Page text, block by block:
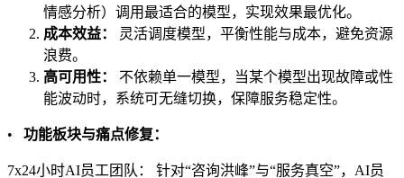
情感分析）调用最适合的模型，实现效果最优化。
成本效益：
灵活调度模型，平衡性能与成本，避免资源
浪费。
高可用性：
不依赖单一模型，当某个模型出现故障或性
能波动时，系统可无缝切换，保障服务稳定性。
• 功能板块与痛点修复：
7x24小时AI员工团队： 针对“咨询洪峰”与“服务真空”，AI员